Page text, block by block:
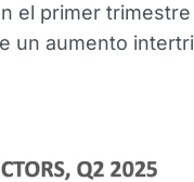
el primer
un aumento